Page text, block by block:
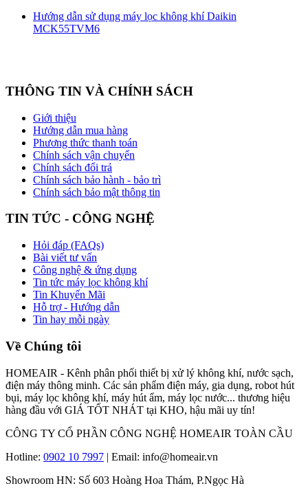
Hướng dẫn sử dụng máy lọc không khí Daikin
MCK55TVM6
THÔNG TIN VÀ CHÍNH SÁCH
Giới thiệu
Hướng dẫn mua hàng
Phương thức thanh toán
Chính sách vận chuyển
Chính sách đổi trả
Chính sách bảo hành - bảo trì
Chính sách bảo mật thông tin
TIN TỨC - CÔNG NGHỆ
Hỏi đáp (FAQs)
Bài viết tư vấn
Công nghệ & ứng dụng
Tin tức máy lọc không khí
Tin Khuyến Mãi
Hỗ trợ - Hướng dẫn
Tin hay mỗi ngày
Về Chúng tôi
HOMEAIR - Kênh phân phối thiết bị xử lý không khí, nước sạch,
điện máy thông minh. Các sản phẩm điện máy, gia dụng, robot hút
bụi, máy lọc không khí, máy hút ẩm, máy lọc nước... thương hiệu
hàng đầu với GIÁ TỐT NHÁT tại KHO, hậu mãi uy tín!
CÔNG TY CỔ PHẦN CÔNG NGHỆ HOMEAIR TOÀN CẦU
Hotline: 0902 10 7997 | Email: info@homeair.vn
Showroom HN: Số 603 Hoàng Hoa Thám, P.Ngọc Hà